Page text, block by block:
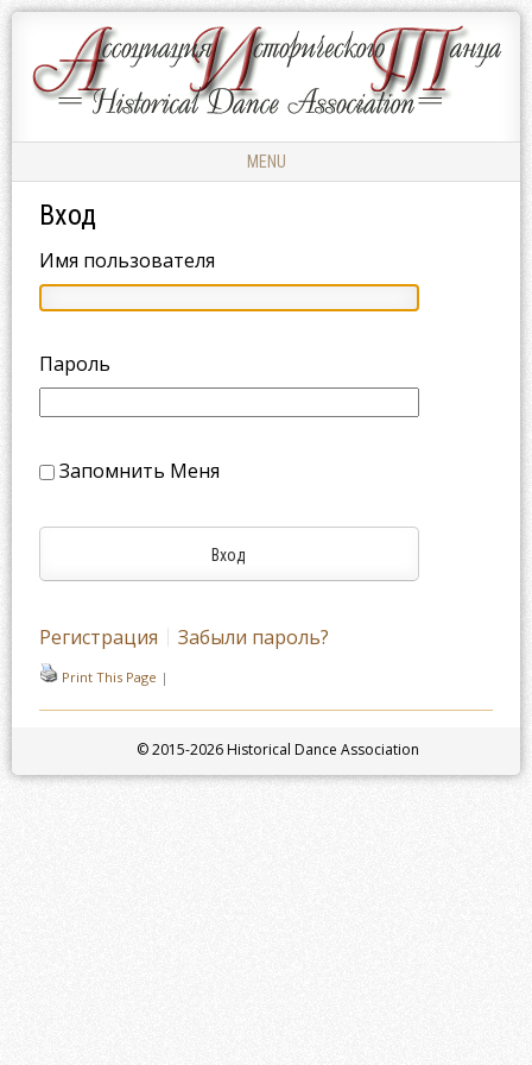
АССОЦИАЦИЯ
ИСТОРИЧЕСКОГО
Ассоциация
Исторического
Танца
MENU
Вход
Имя пользователя
Пароль
Запомнить Меня
Регистрация Забыли пароль?
Print This Page |
© 2015-2026 Historical Dance Association